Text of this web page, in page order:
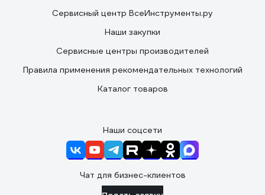
Сервисный центр ВсеИнструменты.ру
Наши закупки
Сервисные центры производителей
Правила применения рекомендательных технологий
Каталог товаров
Наши соцсети
Чат для бизнес-клиентов